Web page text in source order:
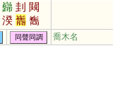
巋 刲 闚
湀 巂 雟
同聲同調 喬木名